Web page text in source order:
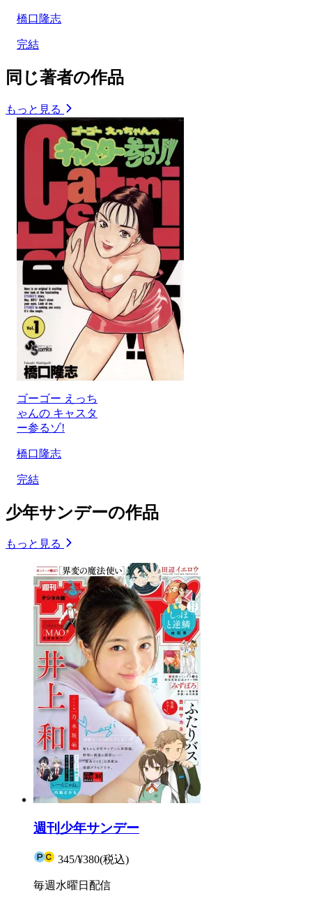
橋口隆志
完結
同じ著者の作品
もっと見る
ゴーゴー えっち
ゃんの キャスタ
ー参るゾ!
橋口隆志
完結
少年サンデーの作品
もっと見る
週刊少年サンデー
345/¥380(税込)
毎週水曜日配信